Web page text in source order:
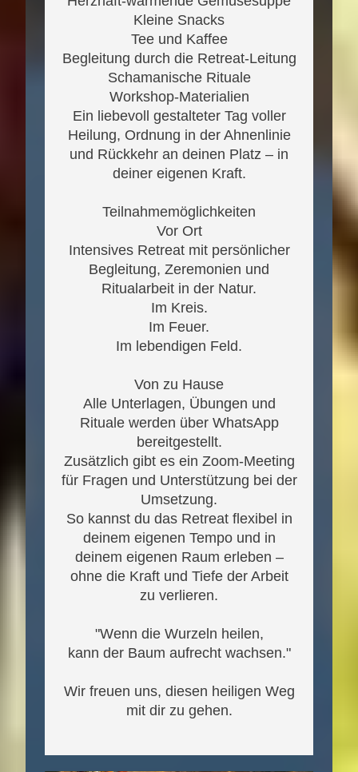
Kleine Snacks
Tee und Kaffee
Begleitung durch die Retreat-Leitung
Schamanische Rituale
Workshop-Materialien
Ein liebevoll gestalteter Tag voller
Heilung, Ordnung in der Ahnenlinie
und Rückkehr an deinen Platz – in
deiner eigenen Kraft.
Teilnahmemöglichkeiten
Vor Ort
Intensives Retreat mit persönlicher
Begleitung, Zeremonien und
Ritualarbeit in der Natur.
Im Kreis.
Im Feuer.
Im lebendigen Feld.
Von zu Hause
Alle Unterlagen, Übungen und
Rituale werden über WhatsApp
bereitgestellt.
Zusätzlich gibt es ein Zoom-Meeting
für Fragen und Unterstützung bei der
Umsetzung.
So kannst du das Retreat flexibel in
deinem eigenen Tempo und in
deinem eigenen Raum erleben –
ohne die Kraft und Tiefe der Arbeit
zu verlieren.
"Wenn die Wurzeln heilen,
kann der Baum aufrecht wachsen."
Wir freuen uns, diesen heiligen Weg
mit dir zu gehen.